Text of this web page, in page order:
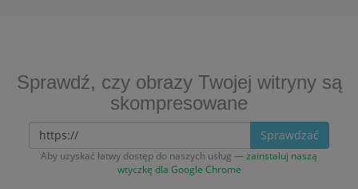
Sprawdź, czy obrazy Twojej witryny są
skompresowane
Sprawdzać
Aby uzyskać łatwy dostęp do naszych usług —zainstaluj naszą
wtyczkę dla Google Chrome